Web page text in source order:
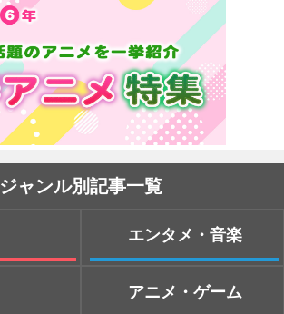
ジャンル別記事一覧
エンタメ・音楽
アニメ・ゲーム